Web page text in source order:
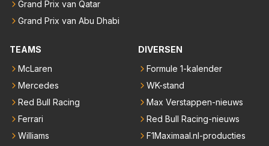
Grand Prix van Qatar
Grand Prix van Abu Dhabi
TEAMS
McLaren
Mercedes
Red Bull Racing
Ferrari
Williams
DIVERSEN
Formule 1-kalender
WK-stand
Max Verstappen-nieuws
Red Bull Racing-nieuws
F1Maximaal.nl-producties